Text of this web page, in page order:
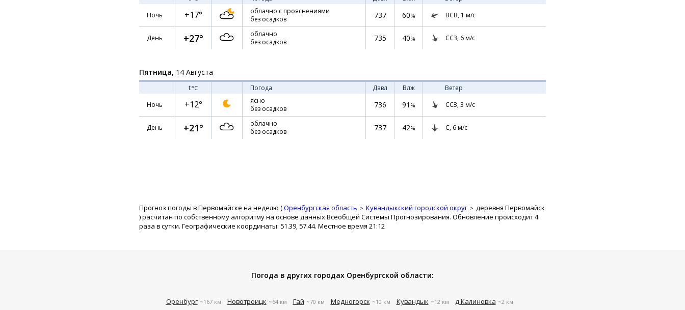
Ночь
+17°
облачно с прояснениями
без осадков
737 60% ВСВ, 1 м/с
День +27°
облачно
без осадков
735 40% ССЗ, 6м/с
Пятница, 14 Августа
t°C Погода Давл Влж
Ветер
Ночь
+12°
ясно
без осадков
736 91 % ССЗ, 3 м/с
День +21°
облачно
без осадков
737 42% С, 6м/с
Прогноз погоды в Первомайске на неделю (Оренбургская область Кувандыкский городской округ
деревня Первомайск
) расчитан по собственному алгоритму на основе данных Всеобщей Системы Прогнозирования. Обновление происходит 4
раза в сутки. Географические координаты: 51.39, 57.44. Местное время 21:12
Погода в других городах Оренбургской области:
Оренбург ~167 км Новотроицк ~64 км Гай ~70 км Медногорск ~10 км Кувандык ~12 км д Калиновка ~2 км